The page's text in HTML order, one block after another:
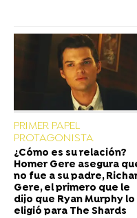
PRIMER PAPEL
PROTAGONISTA
¿Cómo es su relación?
Homer Gere asegura
no fue a su padre,
Gere, el primero que le
dijo que Ryan Murphy lo
eligió para The Shards